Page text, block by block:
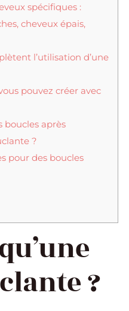
spécifiques :
cheveux épais,
l’utilisation d’une
pouvez créer avec
après
?
pour des boucles
?